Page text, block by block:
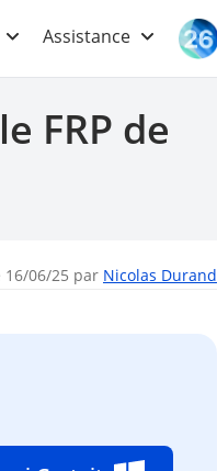
Assistance
FRP de
06/25 par Nicolas Durand